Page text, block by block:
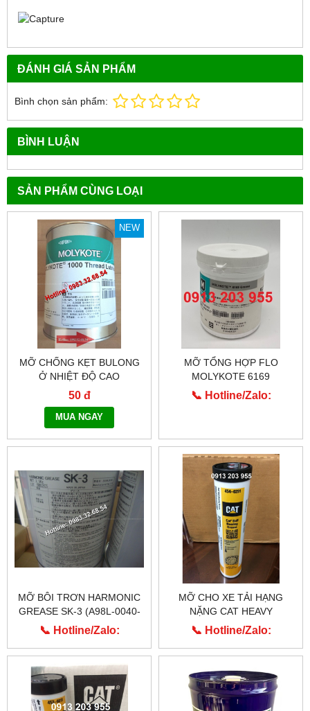
ĐÁNH GIÁ SẢN PHẨM
Bình chọn sản phẩm:
BÌNH LUẬN
SẢN PHẨM CÙNG LOẠI
NEW
MỠ CHỐNG KẸT BULONG
Ở NHIỆT ĐỘ CAO
MOLYKOTE 1000
50 đ
MUA NGAY
MỠ TỔNG HỢP FLO
MOLYKOTE 6169
📞 Hotline/Zalo:
MỠ BÔI TRƠN HARMONIC
GREASE SK-3 (A98L-0040-
0110)
📞 Hotline/Zalo:
0913.203.955
MỠ CHO XE TẢI HẠNG
NẶNG CAT HEAVY
MACHINERY 454-0291
📞 Hotline/Zalo:
0913.203.955